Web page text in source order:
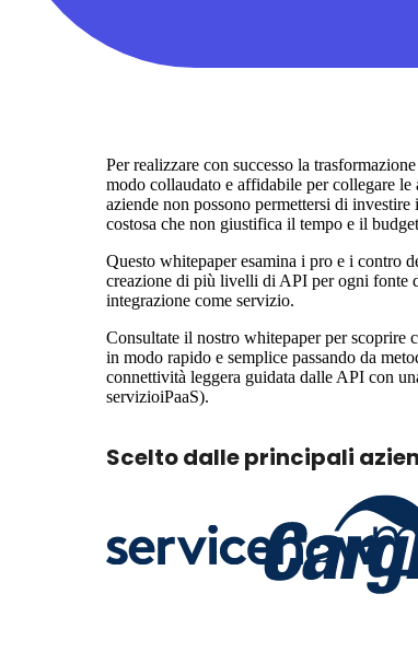
Per realizzare con successo la
modo collaudato e affidabile per collegare
aziende non possono permettersi di
costosa che non giustifica il tempo e il
Questo whitepaper esamina i pro e i contro
creazione di più livelli di API per ogni fonte
integrazione come servizio.
Consultate il nostro whitepaper per scoprire
in modo rapido e semplice passando da
connettività leggera guidata dalle API con
servizioiPaaS).
Scelto dalle principali